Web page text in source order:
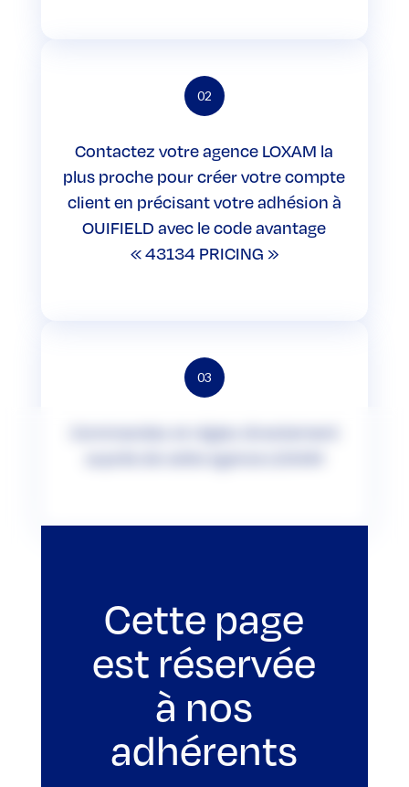
02
Contactez votre agence LOXAM la
plus proche pour créer votre compte
client en précisant votre adhésion à
OUIFIELD avec le code avantage
« 43134 PRICING »
03
Commandez et réglez directement
Cette page
est réservée
à nos
adhérents